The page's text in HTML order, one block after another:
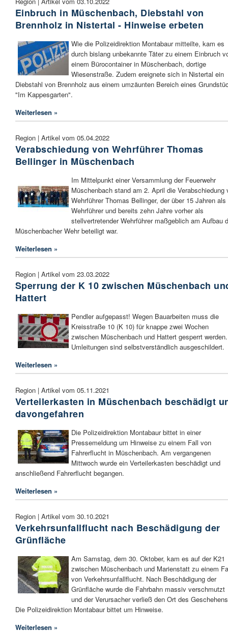
Einbruch in Müschenbach, Diebstahl von
Brennholz in Nistertal - Hinweise erbeten
Wie die Polizeidirektion Montabaur mitteilte, kam es
durch bislang unbekannte Täter zu einem Einbruch
einem Bürocontainer in Müschenbach, dortige
Wiesenstraße. Zudem ereignete sich in Nistertal ein
Diebstahl von Brennholz aus einem umzäunten Bereich eines
"Im Kappesgarten".
Weiterlesen »
Region | Artikel vom 05.04.2022
Verabschiedung von Wehrführer Thomas
Bellinger in Müschenbach
Im Mittelpunkt einer Versammlung der Feuerwehr
Müschenbach stand am 2. April die Verabschiedung
Wehrführer Thomas Bellinger, der über 15 Jahren als
Wehrführer und bereits zehn Jahre vorher als
stellvertretender Wehrführer maßgeblich am Aufbau
Müschenbacher Wehr beteiligt war.
Weiterlesen »
Region | Artikel vom 23.03.2022
Sperrung der K 10 zwischen Müschenbach
Hattert
Pendler aufgepasst! Wegen Bauarbeiten muss die
Kreisstraße 10 (K 10) für knappe zwei Wochen
zwischen Müschenbach und Hattert gesperrt werden.
Umleitungen sind selbstverständlich ausgeschildert.
Weiterlesen »
Region | Artikel vom 05.11.2021
Verteilerkasten in Müschenbach beschädigt
davongefahren
Die Polizeidirektion Montabaur bittet in einer
Pressemeldung um Hinweise zu einem Fall von
Fahrerflucht in Müschenbach. Am vergangenen
Mittwoch wurde ein Verteilerkasten beschädigt und
anschließend Fahrerflucht begangen.
Weiterlesen »
Region | Artikel vom 30.10.2021
Verkehrsunfallflucht nach Beschädigung der
Grünfläche
Am Samstag, dem 30. Oktober, kam es auf der K21
zwischen Müschenbach und Marienstatt zu einem
von Verkehrsunfallflucht. Nach Beschädigung der
Grünfläche wurde die Fahrbahn massiv verschmutzt
und der Verursacher verließ den Ort des
Die Polizeidirektion Montabaur bittet um Hinweise.
Weiterlesen »